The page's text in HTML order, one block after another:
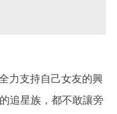
力支持自己女友的興
追星族，都不敢讓旁